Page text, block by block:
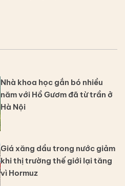
Nhà khoa học gắn bó nhiều
năm với Hồ Gươm đã từ trần ở
Hà Nội
Giá xăng dầu trong nước giảm
khi thị trường thế giới lại tăng
vì Hormuz